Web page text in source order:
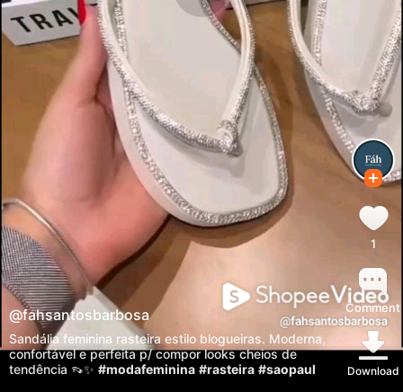
1
Comment
Download
@fahsantosbarbosa
Sandália feminina rasteira estilo blogueiras. Moderna,
confortável e perfeita p/ compor looks cheios de
tendência 👡✨ #modafeminina #rasteira #saopaul